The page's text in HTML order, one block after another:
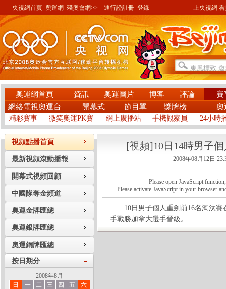
央視網首頁 奧運網 殘奧會網>> 通行證註冊 登錄 上央視網 看奧
奧運網首頁 資訊 奧運圖片 博客 評論
賽
網絡電視奧運台
開幕式 節目單 獎牌榜 奧
精彩賽事 微笑奧運PK賽 網上廣播站 手機觀察員 24小時
視頻點播首頁
最新視頻滾動播報
開幕式視頻回顧
中國隊奪金頻道
奧運金牌匯總
奧運銀牌匯總
奧運銅牌匯總
按日期分
2008年8月
日
一 二 三 四 五
六
[視頻]10日14時男子
2008年08月12日
Please open JavaScript
Please activate JavaScript in your browser
10日男子個人重劍前16名淘汰賽
手戰勝加拿大選手晉級。